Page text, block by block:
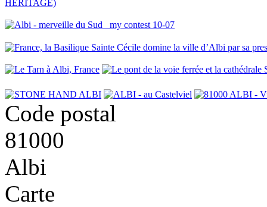
Code postal
81000
Albi
Carte